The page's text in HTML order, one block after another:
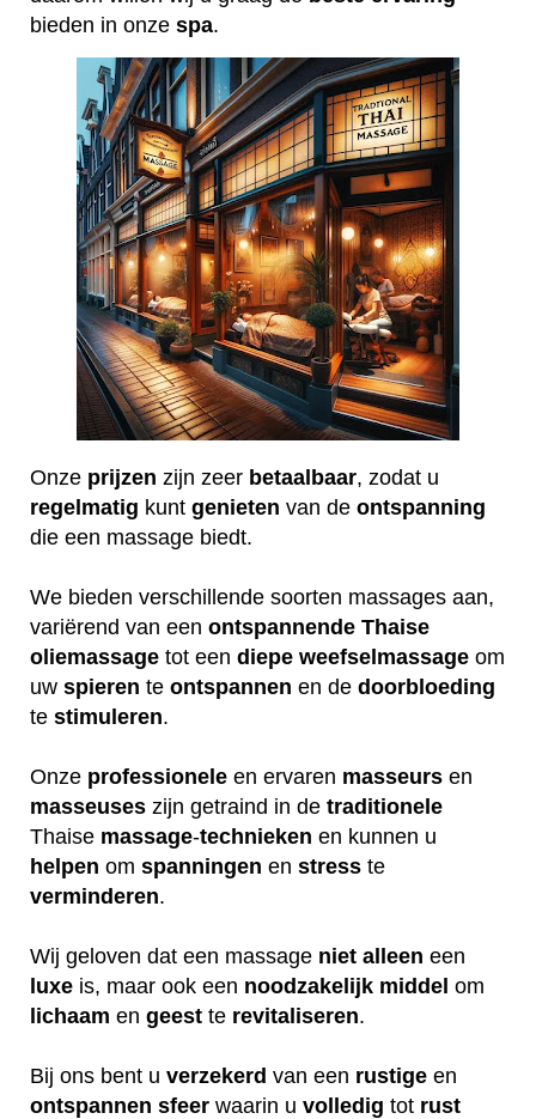
bieden in onze spa.
Onze prijzen zijn zeer betaalbaar, zodat u
regelmatig kunt genieten van de ontspanning
die een massage biedt.
We bieden verschillende soorten massages aan,
variërend van een ontspannende Thaise
oliemassage tot een diepe weefselmassage om
uw spieren te ontspannen en de doorbloeding
te stimuleren.
Onze professionele en ervaren masseurs en
masseuses zijn getraind in de traditionele
Thaise massage-technieken en kunnen u
helpen om spanningen en stress te
verminderen.
Wij geloven dat een massage niet alleen een
luxe is, maar ook een noodzakelijk middel om
lichaam en geest te revitaliseren.
Bij ons bent u verzekerd van een rustige en
ontspannen sfeer waarin u volledig tot rust